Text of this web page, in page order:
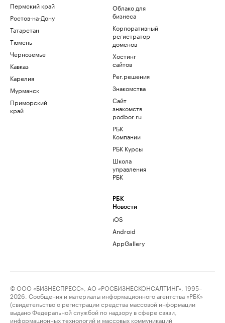
Пермский край
Ростов-на-Дону
Татарстан
Тюмень
Черноземье
Кавказ
Карелия
Мурманск
Приморский
край
Облако для
бизнеса
Корпоративный
регистратор
доменов
Хостинг
сайтов
Рег.решения
Знакомства
Сайт
знакомств
podbor.ru
РБК
Компании
РБК Курсы
Школа
управления
РБК
РБК
Новости
iOS
Android
AppGallery
© ООО «БИЗНЕСПРЕСС», АО «РОСБИЗНЕСКОНСАЛТИНГ», 1995–
2026. Сообщения и материалы информационного агентства «РБК»
(свидетельство о регистрации средства массовой информации
выдано Федеральной службой по надзору в сфере связи,
информационных технологий и массовых коммуникаций